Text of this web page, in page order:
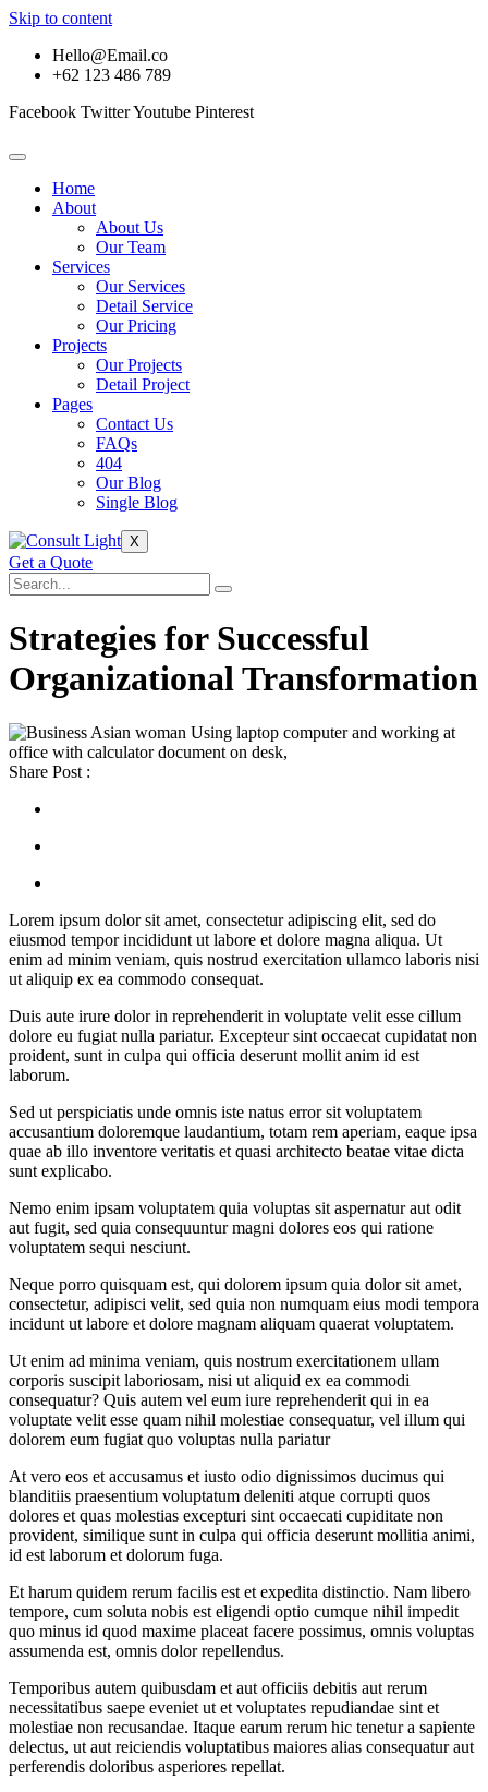
Skip to content
Hello@Email.co
+62 123 486 789
Facebook TwitterYoutube Pinterest
Home
About
About Us
Our Team
Services
Our Services
Detail Service
Our Pricing
Projects
Our Projects
Detail Project
Pages
Contact Us
FAQs
404
Our Blog
Single Blog
X
Get a Quote
Strategies for Successful
Organizational Transformation
Share Post :
Lorem ipsum dolor sit amet, consectetur adipiscing elit, sed do
eiusmod tempor incididunt ut labore et dolore magna aliqua. Ut
enim ad minim veniam, quis nostrud exercitation ullamco laboris nisi
ut aliquip ex ea commodo consequat.
Duis aute irure dolor in reprehenderit in voluptate velit esse cillum
dolore eu fugiat nulla pariatur. Excepteur sint occaecat cupidatat non
proident, sunt in culpa qui officia deserunt mollit anim id est
laborum.
Sed ut perspiciatis unde omnis iste natus error sit voluptatem
accusantium doloremque laudantium, totam rem aperiam, eaque ipsa
quae ab illo inventore veritatis et quasi architecto beatae vitae dicta
sunt explicabo.
Nemo enim ipsam voluptatem quia voluptas sit aspernatur aut odit
aut fugit, sed quia consequuntur magni dolores eos qui ratione
voluptatem sequi nesciunt.
Neque porro quisquam est, qui dolorem ipsum quia dolor sit amet,
consectetur, adipisci velit, sed quia non numquam eius modi tempora
incidunt ut labore et dolore magnam aliquam quaerat voluptatem.
Ut enim ad minima veniam, quis nostrum exercitationem ullam
corporis suscipit laboriosam, nisi ut aliquid ex ea commodi
consequatur? Quis autem vel eum iure reprehenderit qui in ea
voluptate velit esse quam nihil molestiae consequatur, vel illum qui
dolorem eum fugiat quo voluptas nulla pariatur
At vero eos et accusamus et iusto odio dignissimos ducimus qui
blanditiis praesentium voluptatum deleniti atque corrupti quos
dolores et quas molestias excepturi sint occaecati cupiditate non
provident, similique sunt in culpa qui officia deserunt mollitia animi,
id est laborum et dolorum fuga.
Et harum quidem rerum facilis est et expedita distinctio. Nam libero
tempore, cum soluta nobis est eligendi optio cumque nihil impedit
quo minus id quod maxime placeat facere possimus, omnis voluptas
assumenda est, omnis dolor repellendus.
Temporibus autem quibusdam et aut officiis debitis aut rerum
necessitatibus saepe eveniet ut et voluptates repudiandae sint et
molestiae non recusandae. Itaque earum rerum hic tenetur a sapiente
delectus, ut aut reiciendis voluptatibus maiores alias consequatur aut
perferendis doloribus asperiores repellat.